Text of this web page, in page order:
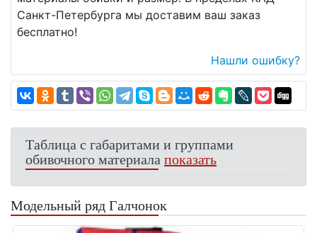
Санкт-Петербурга мы доставим ваш заказ
бесплатно!
Нашли ошибку?
Таблица с габаритами и группами
обивочного материалапоказать
Модельный ряд Галчонок